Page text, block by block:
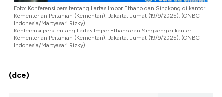
Foto: Konferensi pers tentang Lartas Impor Ethano dan Singkong di kantor
Kementerian Pertanian (Kementan), Jakarta, Jumat (19/9/2025). (CNBC
Indonesia/Martyasari Rizky)
Konferensi pers tentang Lartas Impor Ethano dan Singkong di kantor
Kementerian Pertanian (Kementan), Jakarta, Jumat (19/9/2025). (CNBC
Indonesia/Martyasari Rizky)
(dce)